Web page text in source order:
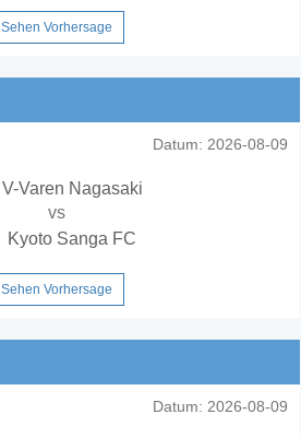
Sehen Vorhersage
Datum: 2026-08-09
V-Varen Nagasaki
vs
Kyoto Sanga FC
Sehen Vorhersage
Datum: 2026-08-09